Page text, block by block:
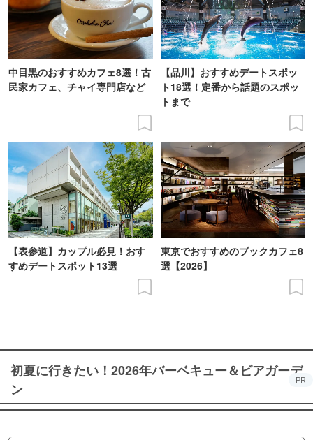
中目黒のおすすめカフェ8選！古
民家カフェ、チャイ専門店など
【品川】おすすめデートスポッ
ト18選！定番から話題のスポッ
トまで
【表参道】カップル必見！おす
すめデートスポット13選
東京でおすすめのブックカフェ8
選【2026】
初夏に行きたい！2026年バーベキュー＆ビアガーデ
ン
PR